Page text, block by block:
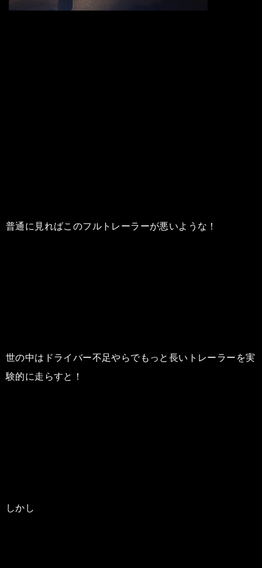
普通に見ればこのフルトレーラーが悪いような！
世の中はドライバー不足やらでもっと長いトレーラーを実
験的に走らすと！
しかし